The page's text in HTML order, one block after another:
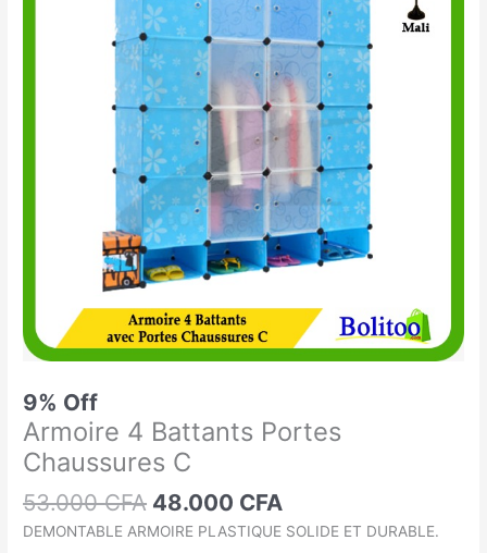
9% Off
Armoire 4 Battants Portes
Chaussures C
53.000CFA
53.000 CFA.
48.000 CFA
48.000 CFA.
DEMONTABLE ARMOIRE PLASTIQUE SOLIDE ET DURABLE.